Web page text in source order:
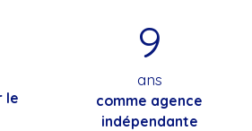
le
9
ans
comme agence
indépendante